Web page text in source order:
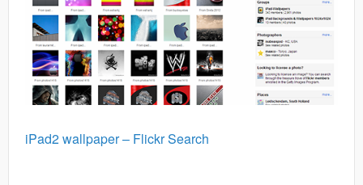
iPad2 wallpaper – Flickr Search